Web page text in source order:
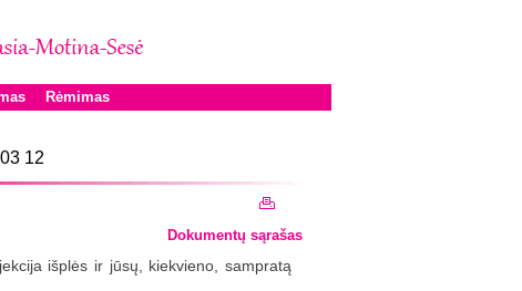
Rėmimas
12
Dokumentų sąrašas
išplės ir jūsų, kiekvieno, sampratą